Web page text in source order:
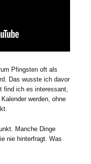
Pfingsten oft als
Das wusste ich davor
find ich es interessant,
werden, ohne
Manche Dinge
nie hinterfragt. Was